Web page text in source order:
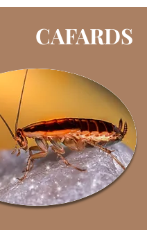
CAFARDS